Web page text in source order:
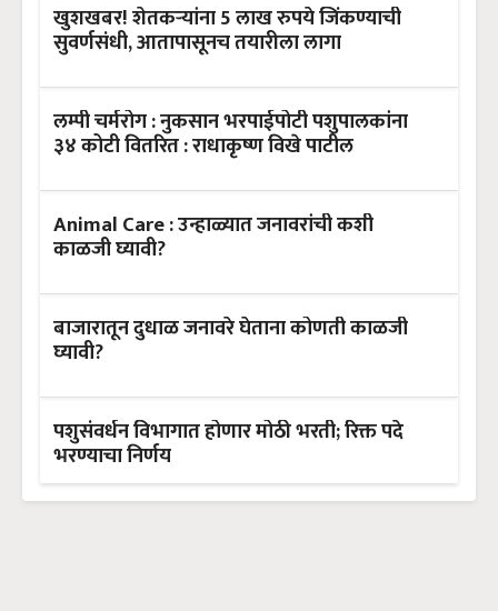
खुशखबर! शेतकऱ्यांना 5 लाख रुपये जिंकण्याची
सुवर्णसंधी, आतापासूनच तयारीला लागा
लम्पी चर्मरोग : नुकसान भरपाईपोटी पशुपालकांना
३४ कोटी वितरित : राधाकृष्ण विखे पाटील
Animal Care : उन्हाळ्यात जनावरांची कशी
काळजी घ्यावी?
बाजारातून दुधाळ जनावरे घेताना कोणती काळजी
घ्यावी?
पशुसंवर्धन विभागात होणार मोठी भरती; रिक्त पदे
भरण्याचा निर्णय